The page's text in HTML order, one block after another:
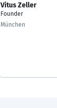
Vitus Zeller
Founder
München